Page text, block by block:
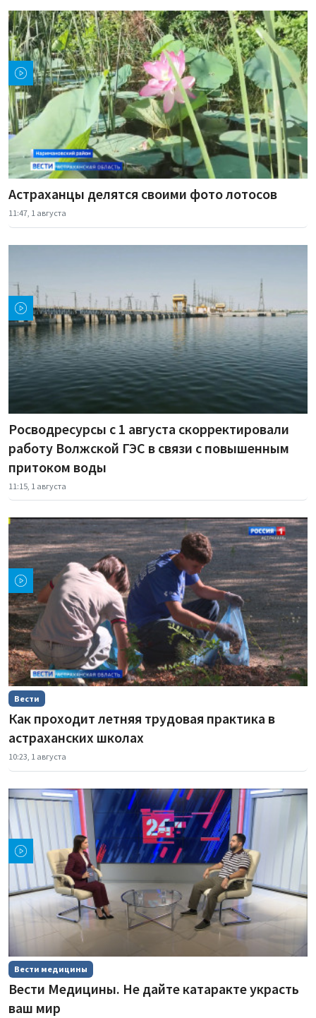
Астраханцы делятся своими фото лотосов
11:47, 1 августа
Росводресурсы с 1 августа скорректировали
работу Волжской ГЭС в связи с повышенным
притоком воды
11:15, 1 августа
Вести
Как проходит летняя трудовая практика в
астраханских школах
10:23, 1 августа
Вести медицины
Вести Медицины. Не дайте катаракте украсть
ваш мир